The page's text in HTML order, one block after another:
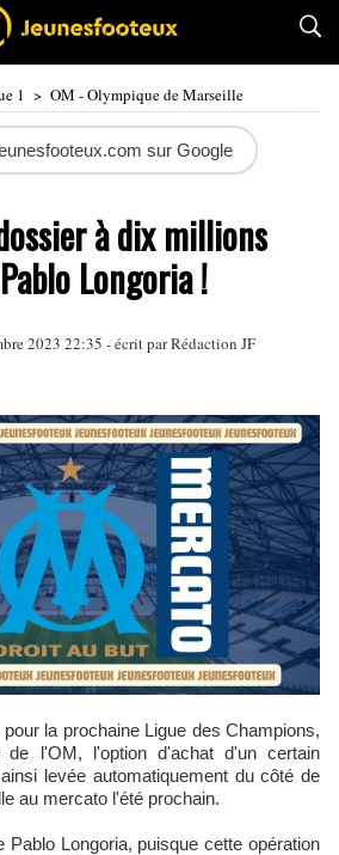
1 > OM - Olympique de Marseille
sur Google
à dix millions
Longoria !
2023 22:35 - écrit par Rédaction JF
l'OM, l'option d'achat d'un certain
levée automatiquement du côté de
au mercato l'été prochain.
Pablo Longoria, puisque cette opération